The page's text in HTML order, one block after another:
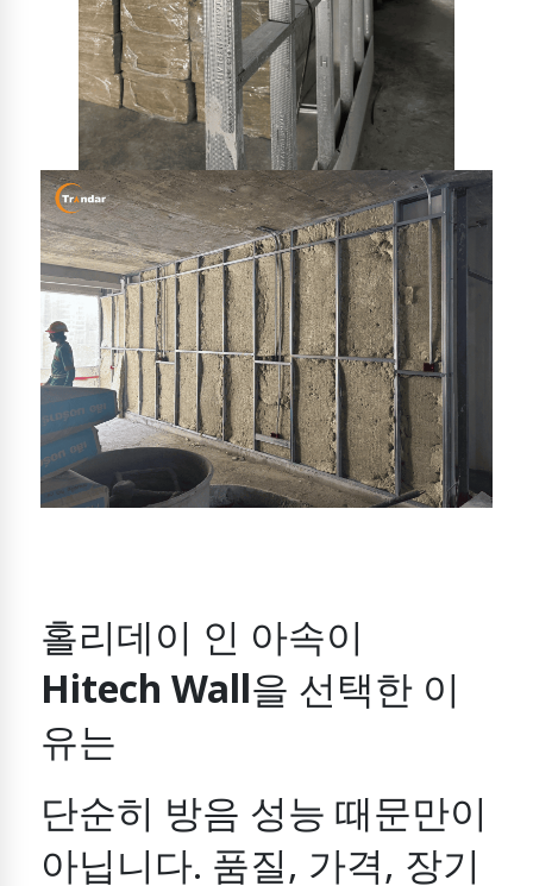
홀리데이 인 아속이
Hitech Wall을 선택한 이
유는
단순히 방음 성능 때문만이
아닙니다. 품질, 가격, 장기